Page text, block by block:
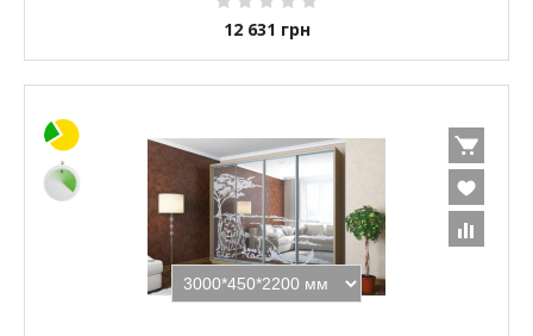
12 631 грн